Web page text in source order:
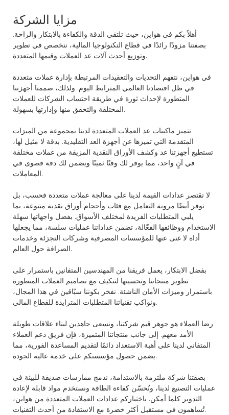
مزايا الشركة
أهلاً بكم في هواين، حيث تلتقي الدقة والكفاءة بالابتكار والراحة.
بصفتنا مزودًا رائدًا في قطاع التكنولوجيا المالية، نتخصص في تطوير
وتوزيع أحدث آلات عد العملات وقيمها المتعددة.
في هواين، نتفهم التحديات والتعقيدات المرتبطة بإدارة عملات متعددة
في ظل اقتصادنا العالمي المترابط اليوم. ولذلك، صممنا أجهزتنا
المتطورة لإحداث ثورة في طريقة احتساب الشركات للعملات
المختلفة والتحقق منها وإدارتها بسهولة.
تتميز ماكينات عد العملات المتعددة لدينا بمجموعة من الميزات
المتقدمة التي تميزها عن أجهزة العد التقليدية. بدقة لا مثيل لها،
تستطيع أجهزتنا عد وكشف الأوراق النقدية المزيفة من عملات مختلفة
في آنٍ واحد، مما يوفر لك وقتًا ثمينًا ويضمن لك دقة قصوى في
المعاملات.
لا تقتصر عدادات القيمة لدينا على معالجة عملات متعددة فحسب، بل
توفر أيضًا مرونة التعامل مع فئات وأحجام أوراق نقدية متنوعة، بما
يلبي المتطلبات الفريدة لمختلف الأسواق. بفضل واجهاتها سهلة
الاستخدام ووظائفها الفعّالة، تضمن عداداتنا عمليات سلسة، مما يجعلها
أداة لا غنى عنها للمؤسسات المصرفية وشركات التجزئة وخدمات
الصرافة حول العالم.
بفضل الابتكار، يعمل فريقنا من المهندسين المتفانين باستمرار على
تطوير منتجاتنا وتحسينها لتتكيف مع تصاميم العملات المتطورة
باستمرار وميزات الأمان الناشئة. نفخر بكوننا سبّاقين في هذا المجال،
ونواكب تقنياتنا المتطلبات المتزايدة للقطاع المالي.
رضا العملاء هو جوهر قيم شركتنا، ونسعى جاهدين لبناء علاقات طويلة
الأمد معهم. إلى جانب منتجاتنا المتميزة، فإن فريق دعم العملاء
المتفاني لدينا على أهبة الاستعداد دائمًا لتقديم المساعدة الفورية، مما
يضمن حصول مؤسستكم على خدمة عالية الجودة.
بصفتنا شركة ملتزمة بالاستدامة، ندمج ممارسات صديقة للبيئة في
عمليات التصنيع لدينا، ونُحسّن كفاءة الطاقة ونستخدم مواد قابلة لإعادة
التدوير كلما أمكن. باختياركم عدادات العملات المتعددة من هواين،
تُساهمون في مستقبل أكثر خضرة مع الاستفادة من أحدث التقنيات.